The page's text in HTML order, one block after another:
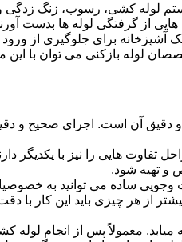
لوله کشی، رسوب، زنگ زدگی
از گرفتگی لوله ها بدست
برای جلوگیری از ورود
لوله بازکنی می توان با
آن است. اجرای صحیح و دقیق
هایی را نیز با یکدیگر
و تهیه شود.
ساده می توانید به
از هر چیزی باید این کار
معمولاً پس از انجام